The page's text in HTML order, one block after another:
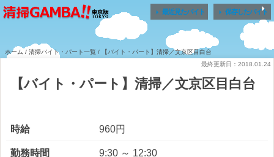
 最近見たバイト  保存したバイト
ホーム / 清掃バイト・パート一覧 / 【バイト・パート】清掃／文京区目白台
最終更新日：2018.01.24
【バイト・パート】清掃／文京区目白台
時給 960円
勤務時間 9:30 ～ 12:30